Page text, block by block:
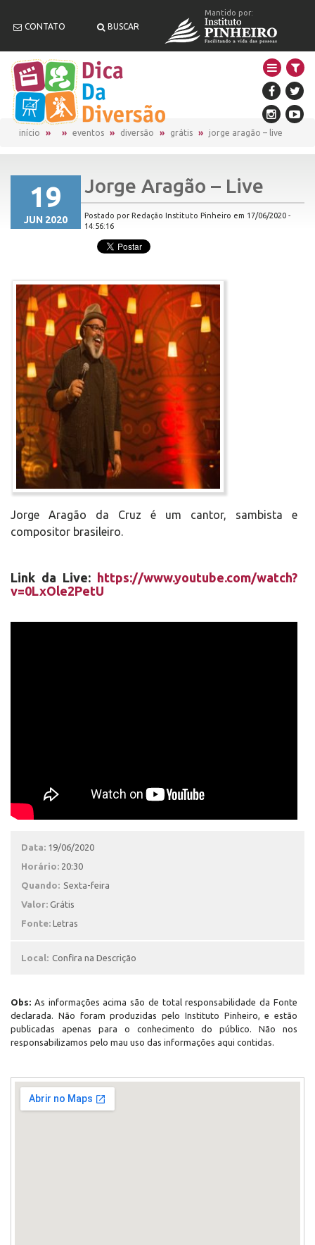
CONTATO BUSCAR
Mantido por:
início eventos diversão grátis jorge aragão – live
19
JUN 2020
Jorge Aragão – Live
Postado por Redação Instituto Pinheiro em 17/06/2020 -
14:56:16
Jorge Aragão da Cruz é um cantor, sambista e
compositor brasileiro.
Link da Live: https://www.youtube.com/watch?
v=0LxOle2PetU
Data: 19/06/2020
Horário: 20:30
Quando: Sexta-feira
Valor: Grátis
Fonte: Letras
Local: Confira na Descrição
Obs: As informações acima são de total responsabilidade da Fonte
declarada. Não foram produzidas pelo Instituto Pinheiro, e estão
publicadas apenas para o conhecimento do público. Não nos
responsabilizamos pelo mau uso das informações aqui contidas.